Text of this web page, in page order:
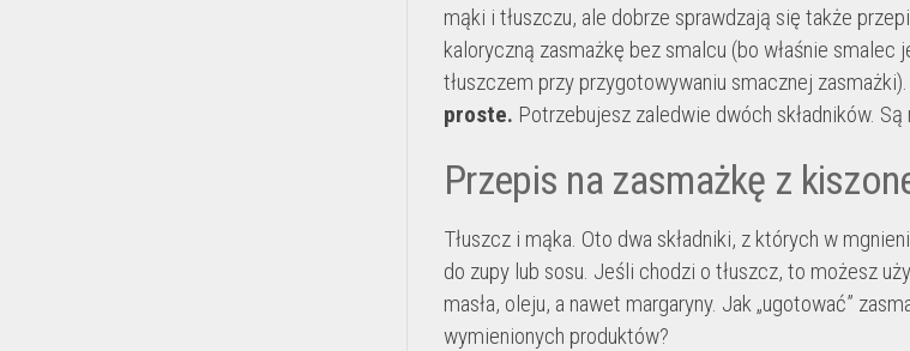
mąki i tłuszczu, ale dobrze sprawdzają się także
kaloryczną zasmażkę bez smalcu (bo właśnie smalec
tłuszczem przy przygotowywaniu smacznej zasmażki).
proste. Potrzebujesz zaledwie dwóch składników. Są
Przepis na zasmażkę z
Tłuszcz i mąka. Oto dwa składniki, z których w
do zupy lub sosu. Jeśli chodzi o tłuszcz, to możesz
masła, oleju, a nawet margaryny. Jak „ugotować”
wymienionych produktów?